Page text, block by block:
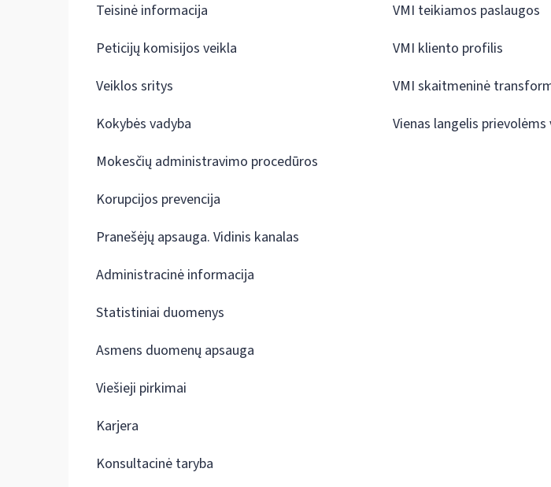
Teisinė informacija
Peticijų komisijos veikla
Veiklos sritys
Kokybės vadyba
Mokesčių administravimo procedūros
Korupcijos prevencija
Pranešėjų apsauga. Vidinis kanalas
Administracinė informacija
Statistiniai duomenys
Asmens duomenų apsauga
Viešieji pirkimai
Karjera
Konsultacinė taryba
VMI teikiamos paslaugos
VMI kliento profilis
VMI skaitmeninė
Vienas langelis